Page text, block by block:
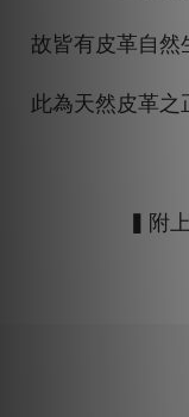
故皆有皮革自然
此為天然皮革之
▍附